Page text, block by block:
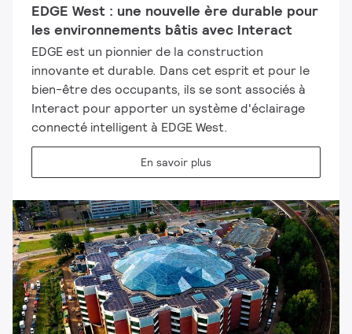
EDGE West : une nouvelle ère durable pour
les environnements bâtis avec Interact
EDGE est un pionnier de la construction
innovante et durable. Dans cet esprit et pour le
bien-être des occupants, ils se sont associés à
Interact pour apporter un système d'éclairage
connecté intelligent à EDGE West.
En savoir plus